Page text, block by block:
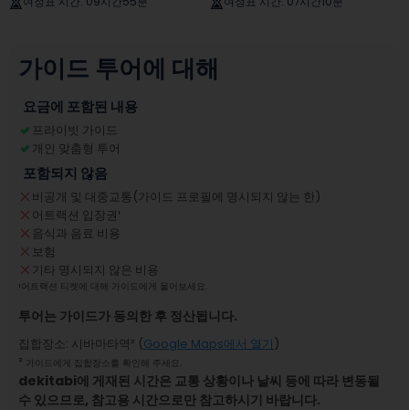
가이드 투어에 대해
요금에 포함된 내용
프라이빗 가이드
개인 맞춤형 투어
포함되지 않음
비공개 및 대중교통(가이드 프로필에 명시되지 않는 한)
어트랙션 입장권¹
음식과 음료 비용
보험
기타 명시되지 않은 비용
¹어트랙션 티켓에 대해 가이드에게 물어보세요.
투어는 가이드가 동의한 후 정산됩니다.
집합장소: 시바마타역² (Google Maps에서 열기)
² 가이드에게 집합장소를 확인해 주세요.
dekitabi에 게재된 시간은 교통 상황이나 날씨 등에 따라 변동될
수 있으므로, 참고용 시간으로만 참고하시기 바랍니다.